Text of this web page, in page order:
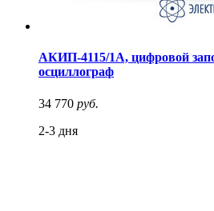
АКИП-4115/1А, цифровой
осциллограф
34 770 руб.
2-3 дня